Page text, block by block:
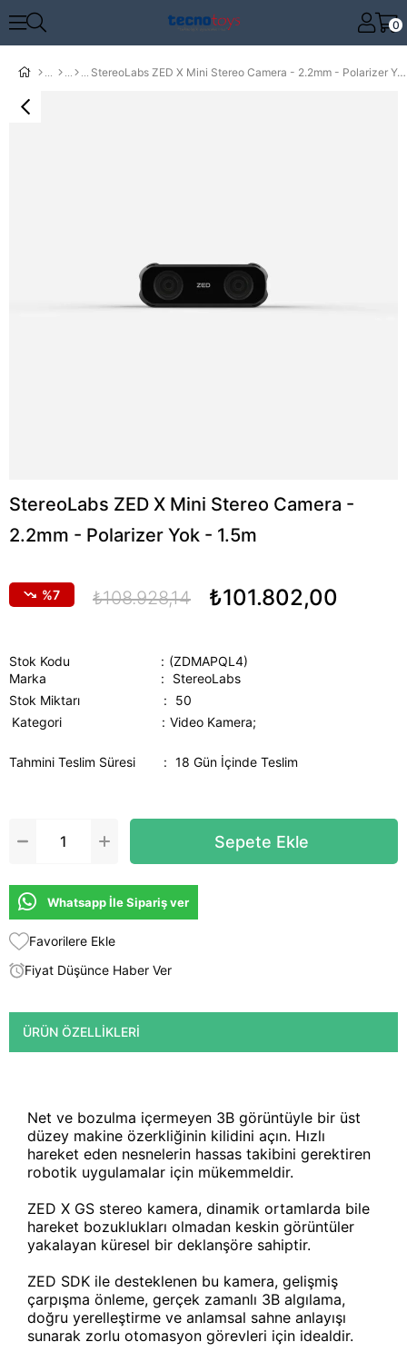
0
StereoLabs ZED X Mini Stereo Camera - 2.2mm - Polarizer Yok - 1.5m
StereoLabs ZED X Mini Stereo Camera -
2.2mm - Polarizer Yok - 1.5m
7 ₺108.928,14 ₺101.802,00
Stok Kodu
(ZDMAPQL4)
Marka
:
StereoLabs
Stok Miktarı
:
50
Kategori
Video Kamera;
Tahmini Teslim Süresi : 18 Gün İçinde Teslim
Whatsapp İle Sipariş ver
Favorilere Ekle
Fiyat Düşünce Haber Ver
ÜRÜN ÖZELLIKLERI
Net ve bozulma içermeyen 3B görüntüyle bir üst
düzey makine özerkliğinin kilidini açın. Hızlı
hareket eden nesnelerin hassas takibini gerektiren
robotik uygulamalar için mükemmeldir.
ZED X GS stereo kamera, dinamik ortamlarda bile
hareket bozuklukları olmadan keskin görüntüler
yakalayan küresel bir deklanşöre sahiptir.
ZED SDK ile desteklenen bu kamera, gelişmiş
çarpışma önleme, gerçek zamanlı 3B algılama,
doğru yerelleştirme ve anlamsal sahne anlayışı
sunarak zorlu otomasyon görevleri için idealdir.